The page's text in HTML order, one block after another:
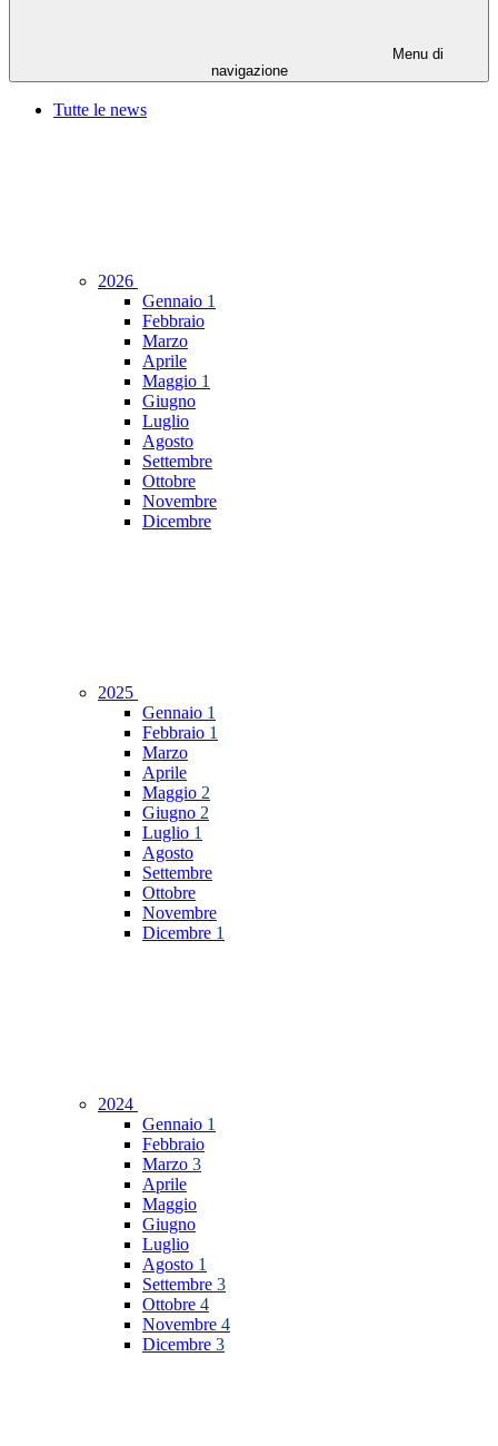
Menu di
navigazione
Tutte le news
2026
Gennaio 1
Febbraio
Marzo
Aprile
Maggio 1
Giugno
Luglio
Agosto
Settembre
Ottobre
Novembre
Dicembre
2025
Gennaio 1
Febbraio 1
Marzo
Aprile
Maggio 2
Giugno 2
Luglio 1
Agosto
Settembre
Ottobre
Novembre
Dicembre 1
2024
Gennaio 1
Febbraio
Marzo 3
Aprile
Maggio
Giugno
Luglio
Agosto 1
Settembre 3
Ottobre 4
Novembre 4
Dicembre 3